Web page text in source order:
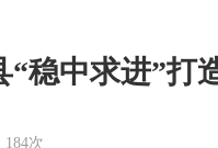
“稳中求进”打
184次